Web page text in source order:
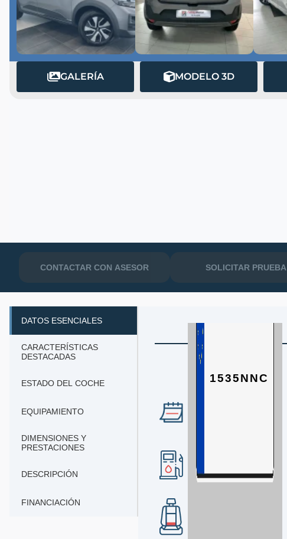
GALERÍA MODELO 3D
CONTACTAR CON ASESOR SOLICITAR PRUEBA
DATOS ESENCIALES
CARACTERÍSTICAS
DESTACADAS
ESTADO DEL COCHE
EQUIPAMIENTO
DIMENSIONES Y
PRESTACIONES
DESCRIPCIÓN
FINANCIACIÓN
1535NNC
gasolina